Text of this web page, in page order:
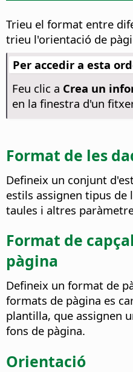
Trieu el format entre
trieu l'orientació de
Per accedir a esta
Feu clic a Crea un
en la finestra d'un
Format de les
Defineix un conjunt
estils assignen tipus de
taules i altres
Format de
pàgina
Defineix un format de
formats de pàgina es
plantilla, que assignen
fons de pàgina.
Orientació